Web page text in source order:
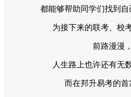
都能够帮助同学们找到自
为接下来的联考、校
前路漫漫，
人生路上也许还有无
而在邦升易考的首